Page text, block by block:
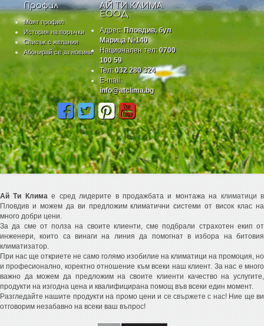
Профил
Моят профил
История на поръчки
Списък с желания
Абонирай се за новини
АЙ ТИ КЛИМА
ЕООД
Адрес:Пловдив, бул
Марица №140
Национален тел:0700
100 59
Тел:032 280 324
E-mail:
info@atclima.bg
Ай Ти Клима е сред лидерите в продажбата и монтажа на климатици в
Пловдив и можем да ви предложим климатични системи от висок клас на
много добри цени.
За да сме от полза на своите клиенти, сме подбрали страхотен екип от
инженери, които са винаги на линия да помогнат в избора на битовия
климатизатор.
При нас ще откриете не само голямо изобилие на климатици на промоция, но
и професионално, коректно отношение към всеки наш клиент. За нас е много
важно да можем да предложим на своите клиенти качество на услугите,
продукти на изгодна цена и квалифицирана помощ във всеки един момент.
Разгледайте нашите продукти на промо цени и се свържете с нас! Ние ще ви
отговорим незабавно на всеки ваш въпрос!